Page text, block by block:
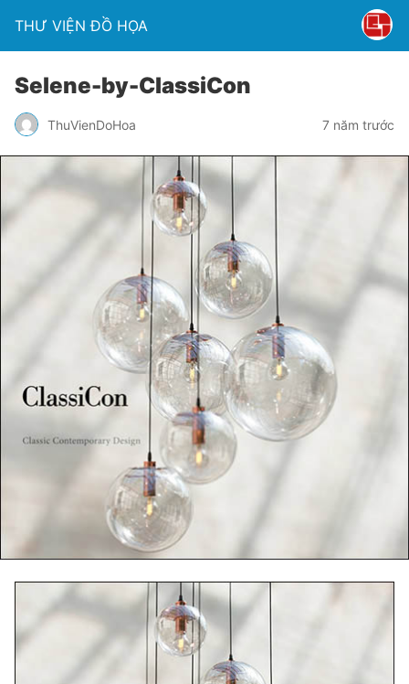
THƯ VIỆN ĐỒ HỌA
Selene-by-ClassiCon
ThuVienDoHoa 7 năm trước